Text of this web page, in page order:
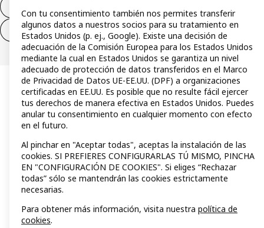
Desistimiento de solo servicios
Con tu consentimiento también nos permites transferir
algunos datos a nuestros socios para su tratamiento en
Estados Unidos (p. ej., Google). Existe una decisión de
adecuación de la Comisión Europea para los Estados Unidos
mediante la cual en Estados Unidos se garantiza un nivel
adecuado de protección de datos transferidos en el Marco
de Privacidad de Datos UE-EE.UU. (DPF) a organizaciones
certificadas en EE.UU. Es posible que no resulte fácil ejercer
tus derechos de manera efectiva en Estados Unidos. Puedes
anular tu consentimiento en cualquier momento con efecto
en el futuro.
Al pinchar en "Aceptar todas", aceptas la instalación de las
cookies. SI PREFIERES CONFIGURARLAS TÚ MISMO, PINCHA
EN "CONFIGURACIÓN DE COOKIES". Si eliges “Rechazar
todas” sólo se mantendrán las cookies estrictamente
necesarias.
Para obtener más información, visita nuestra política de
cookies.